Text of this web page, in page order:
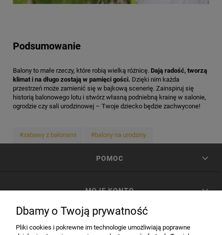
Podsumowanie
Balony to małe rzeczy, które robią wielką różnicę. Dają radość, tworzą
klimat i na długo zostają w pamięci gości. Dzięki nim każda
przestrzeń może zamienić się w bajkową scenerię. Zainspiruj się
historią balonowego lotu i stwórz własną podniebną krainę w salonie,
ogrodzie czy sali urodzinowej – Twoje dziecko będzie zachwycone!
#zabawy z balonami #balony na urodziny
POMOC
MOJE KONTO
Dbamy o Twoją prywatność
Pliki cookies i pokrewne im technologie umożliwiają poprawne